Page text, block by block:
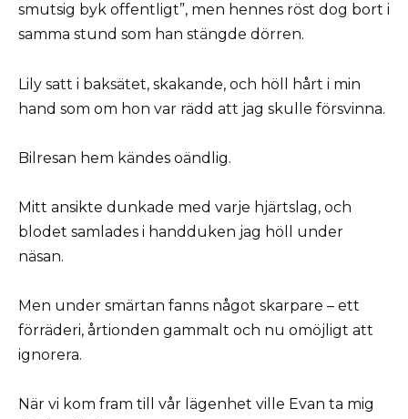
smutsig byk offentligt”, men hennes röst dog bort i
samma stund som han stängde dörren.
Lily satt i baksätet, skakande, och höll hårt i min
hand som om hon var rädd att jag skulle försvinna.
Bilresan hem kändes oändlig.
Mitt ansikte dunkade med varje hjärtslag, och
blodet samlades i handduken jag höll under
näsan.
Men under smärtan fanns något skarpare – ett
förräderi, årtionden gammalt och nu omöjligt att
ignorera.
När vi kom fram till vår lägenhet ville Evan ta mig